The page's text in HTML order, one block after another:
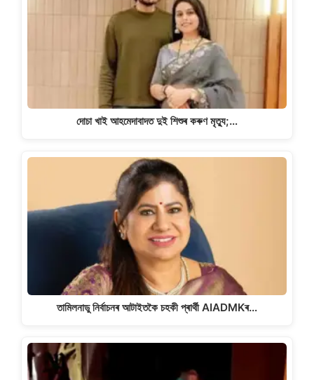
দোচা খাই আহমেদাবাদত দুই শিশুৰ কৰুণ মৃত্যু;…
তামিলনাডু নিৰ্বাচনৰ আটাইতকৈ চহকী প্ৰাৰ্থী AIADMKৰ…